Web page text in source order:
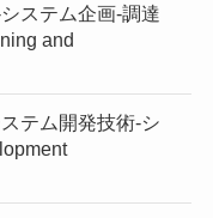
ステム企画-調達
and
テム開発技術-シ